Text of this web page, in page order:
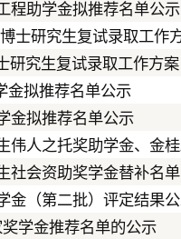
程助学金拟推荐名单公示
士研究生复试录取工作
研究生复试录取工作方案
金拟推荐名单公示
金拟推荐名单公示
伟人之托奖助学金、金
社会资助奖学金替补名
金（第二批）评定结果
学金推荐名单的公示